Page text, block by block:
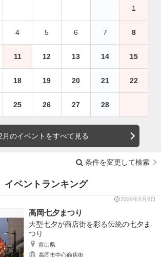
1
4 5 6 7 8
11 12 13 14 15
18 19 20 21 22
25 26 27 28
月のイベントをすべて見る
条件を変更して検索
イベントランキング
2026年8月8日
高岡七夕まつり
大型七夕が商店街を彩る伝統の七夕ま
つり
富山県
高岡市中心商店街